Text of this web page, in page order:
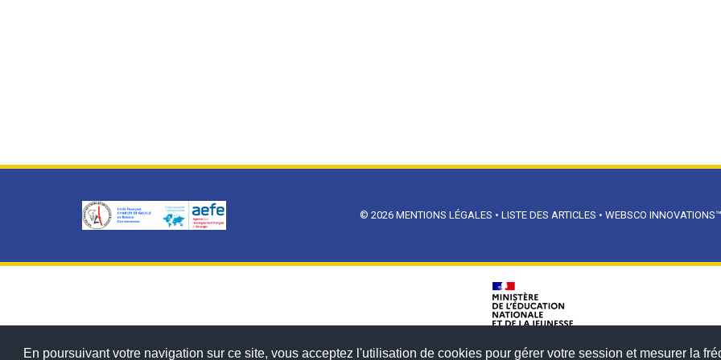
En poursuivant votre navigation sur ce site, vous acceptez l'utilisation de cookies pour gérer votre session et mesurer la
© 2026 MENTIONS LÉGALES • LISTE DES ARTICLES • WEBSCO INNOVATIONS™